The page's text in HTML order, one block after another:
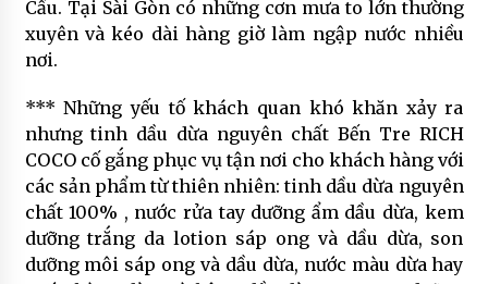
Cầu. Tại Sài Gòn có những cơn mưa to lớn thường
xuyên và kéo dài hàng giờ làm ngập nước nhiều
nơi.
*** Những yếu tố khách quan khó khăn xảy ra
nhưng tinh dầu dừa nguyên chất Bến Tre RICH
COCO cố gắng phục vụ tận nơi cho khách hàng với
các sản phẩm từ thiên nhiên: tinh dầu dừa nguyên
chất 100% , nước rửa tay dưỡng ẩm dầu dừa, kem
dưỡng trắng da lotion sáp ong và dầu dừa, son
dưỡng môi sáp ong và dầu dừa, nước màu dừa hay